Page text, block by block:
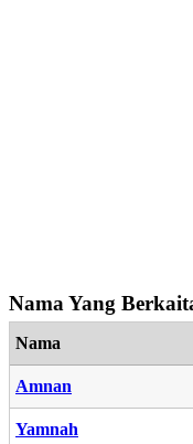
Nama Yang
Nama
Amnan
Yamnah